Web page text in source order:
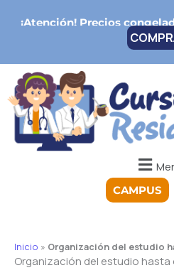
¡Atención!Precios
CAMPUS
Inicio » Organización del estudio
Organización del estudio hasta